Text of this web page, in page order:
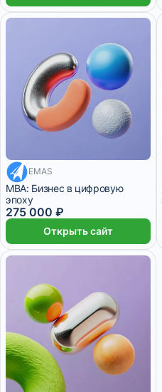
22 916 ₽/мес
EMAS
MBA: Бизнес в цифровую
эпоху
275 000 ₽
Открыть сайт